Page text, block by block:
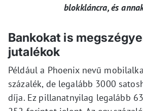
blokkláncra, és
Bankokat is
jutalékok
Például a Phoenix nevű
százalék, de legalább 3000
díja. Ez pillanatnyilag legalább